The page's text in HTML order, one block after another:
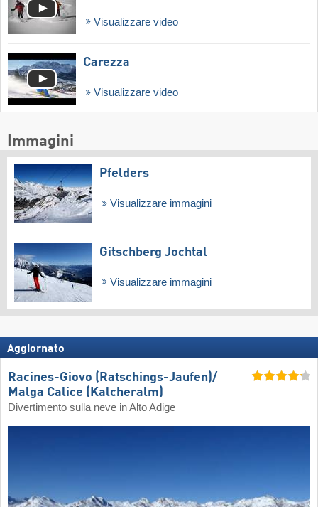
Visualizzare video
Carezza
Visualizzare video
Immagini
Pfelders
Visualizzare immagini
Gitschberg Jochtal
Visualizzare immagini
Aggiornato
Racines-Giovo (Ratschings-Jaufen)/​
Malga Calice (Kalcheralm)
Divertimento sulla neve in Alto Adige